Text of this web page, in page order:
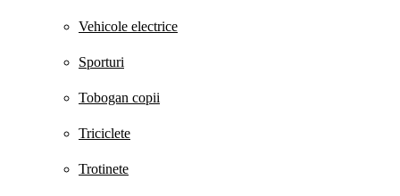
Vehicole electrice
Sporturi
Tobogan copii
Triciclete
Trotinete